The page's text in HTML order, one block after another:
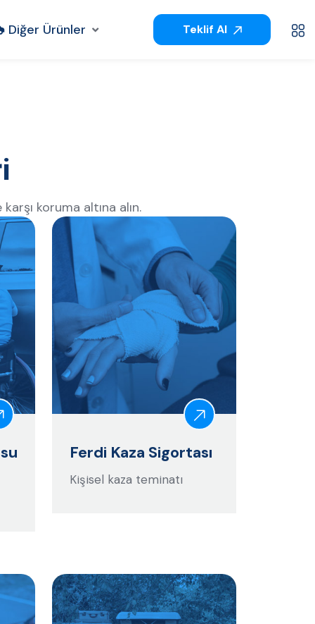
Diğer Ürünler Teklif Al
koruma altına alın.
Ferdi Kaza Sigortası
Kişisel kaza teminatı